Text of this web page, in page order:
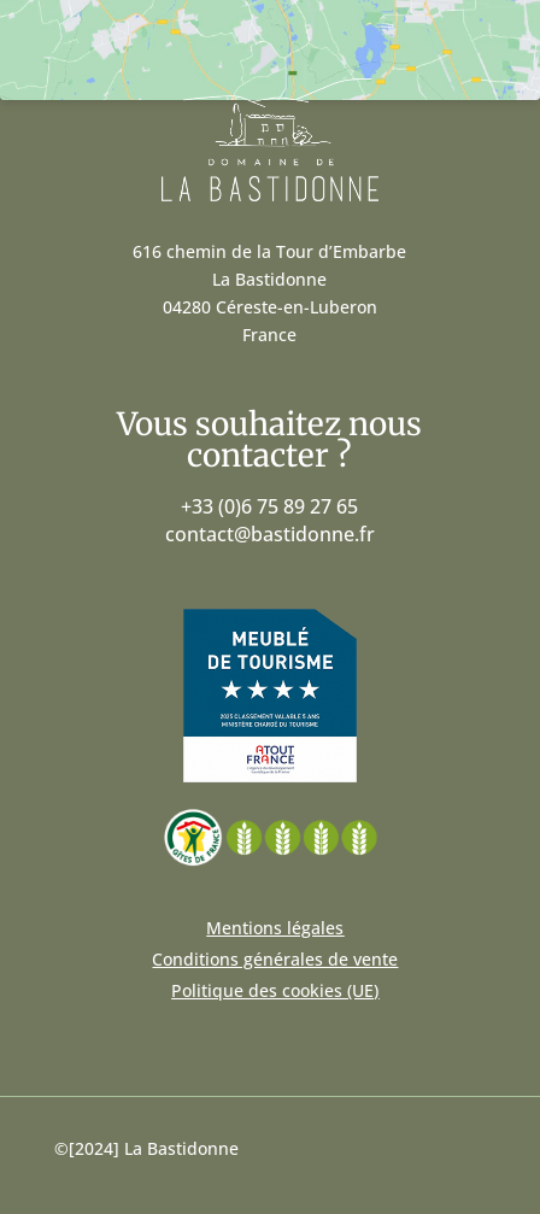
616 chemin de la Tour d’Embarbe
La Bastidonne
04280 Céreste-en-Luberon
France
Vous souhaitez nous
contacter ?
+33 (0)6 75 89 27 65
contact@bastidonne.fr
Mentions légales
Conditions générales de vente
Politique des cookies (UE)
©[2024] La Bastidonne